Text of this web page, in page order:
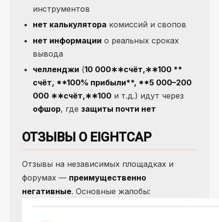
инструментов
нет калькулятора комиссий и свопов
нет информации о реальных сроках
вывода
челленджи (10 000∗∗счёт,∗∗100 **
счёт, **100% прибыли**, **5 000–200
000 ∗∗счёт,∗∗100 и т.д.) идут через
офшор, где защиты почти нет
ОТЗЫВЫ О EIGHTCAP
Отзывы на независимых площадках и
форумах — преимущественно
негативные. Основные жалобы: